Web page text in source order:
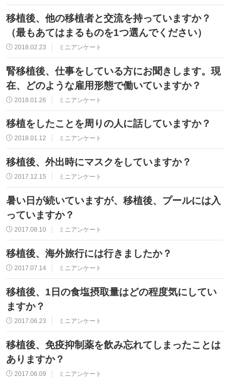
移植後、他の移植者と交流を持っていますか？
（最もあてはまるものを1つ選んでください）
2018.02.23 ミニアンケート
腎移植後、仕事をしている方にお聞きします。現
在、どのような雇用形態で働いていますか？
2018.01.26 ミニアンケート
移植をしたことを周りの人に話していますか？
2018.01.12 ミニアンケート
移植後、外出時にマスクをしていますか？
2017.12.15 ミニアンケート
暑い日が続いていますが、移植後、プールには入
っていますか？
2017.08.10 ミニアンケート
移植後、海外旅行には行きましたか？
2017.07.14 ミニアンケート
移植後、1日の食塩摂取量はどの程度気にしてい
ますか？
2017.06.23 ミニアンケート
移植後、免疫抑制薬を飲み忘れてしまったことは
ありますか？
2017.06.09 ミニアンケート